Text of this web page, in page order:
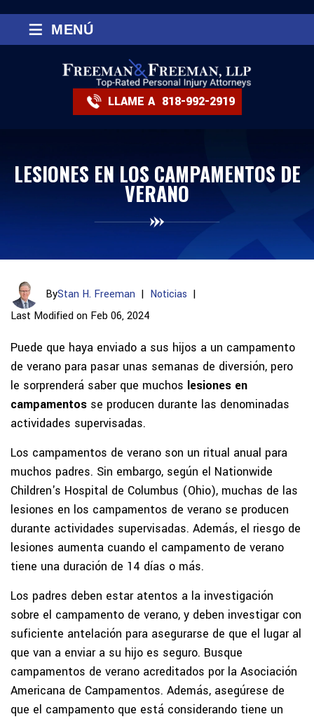
LLAME A 818-992-2919
≡ MENÚ
LESIONES EN LOS CAMPAMENTOS DE
VERANO
ByStan H. Freeman | Noticias |
Last Modified on Feb 06, 2024
Puede que haya enviado a sus hijos a un campamento
de verano para pasar unas semanas de diversión, pero
le sorprenderá saber que muchos lesiones en
campamentos se producen durante las denominadas
actividades supervisadas.
Los campamentos de verano son un ritual anual para
muchos padres. Sin embargo, según el Nationwide
Children's Hospital de Columbus (Ohio), muchas de las
lesiones en los campamentos de verano se producen
durante actividades supervisadas. Además, el riesgo de
lesiones aumenta cuando el campamento de verano
tiene una duración de 14 días o más.
Los padres deben estar atentos a la investigación
sobre el campamento de verano, y deben investigar con
suficiente antelación para asegurarse de que el lugar al
que van a enviar a su hijo es seguro. Busque
campamentos de verano acreditados por la Asociación
Americana de Campamentos. Además, asegúrese de
que el campamento que está considerando tiene un